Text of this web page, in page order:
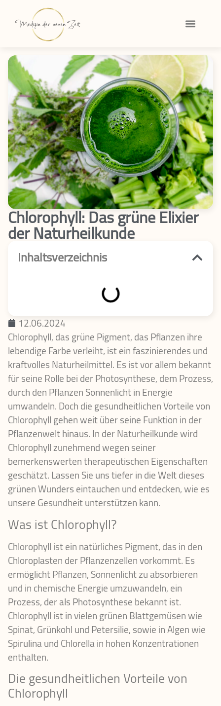
Chlorophyll: Das grüne Elixier
der Naturheilkunde
Inhaltsverzeichnis
12.06.2024
Chlorophyll, das grüne Pigment, das Pflanzen ihre
lebendige Farbe verleiht, ist ein faszinierendes und
kraftvolles Naturheilmittel. Es ist vor allem bekannt
für seine Rolle bei der Photosynthese, dem Prozess,
durch den Pflanzen Sonnenlicht in Energie
umwandeln. Doch die gesundheitlichen Vorteile von
Chlorophyll gehen weit über seine Funktion in der
Pflanzenwelt hinaus. In der Naturheilkunde wird
Chlorophyll zunehmend wegen seiner
bemerkenswerten therapeutischen Eigenschaften
geschätzt. Lassen Sie uns tiefer in die Welt dieses
grünen Wunders eintauchen und entdecken, wie es
unsere Gesundheit unterstützen kann.
Was ist Chlorophyll?
Chlorophyll ist ein natürliches Pigment, das in den
Chloroplasten der Pflanzenzellen vorkommt. Es
ermöglicht Pflanzen, Sonnenlicht zu absorbieren
und in chemische Energie umzuwandeln, ein
Prozess, der als Photosynthese bekannt ist.
Chlorophyll ist in vielen grünen Blattgemüsen wie
Spinat, Grünkohl und Petersilie, sowie in Algen wie
Spirulina und Chlorella in hohen Konzentrationen
enthalten.
Die gesundheitlichen Vorteile von
Chlorophyll